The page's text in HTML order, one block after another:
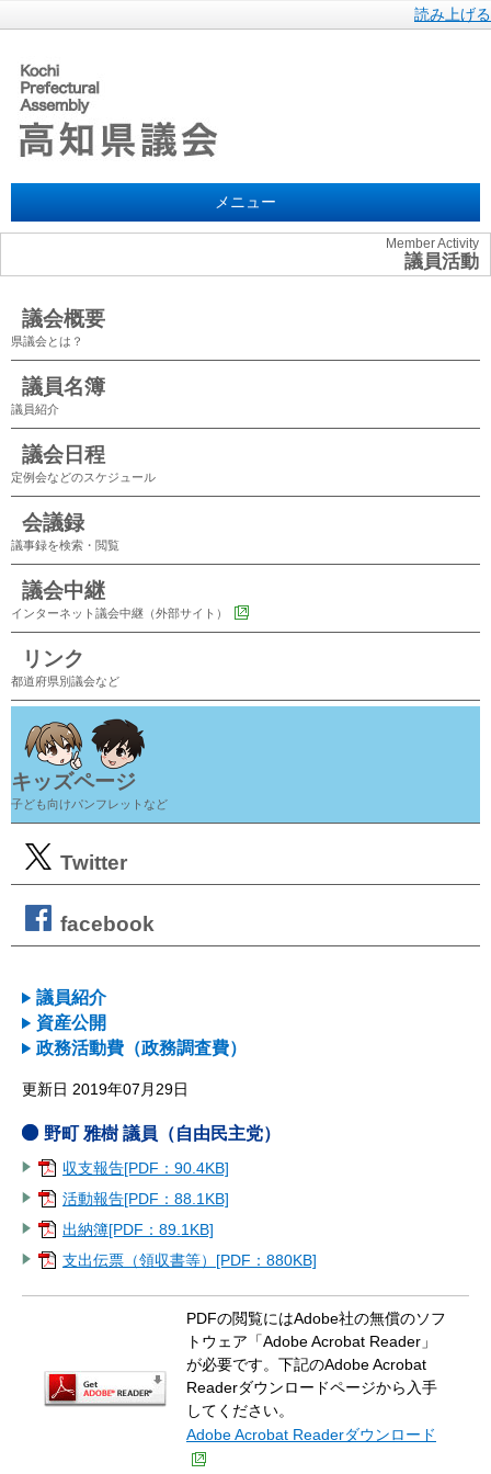
読み上げる
メニュー
Member Activity
議員活動
議会概要
県議会とは？
議員名簿
議員紹介
議会日程
定例会などのスケジュール
会議録
議事録を検索・閲覧
議会中継
インターネット議会中継（外部サイト）
リンク
都道府県別議会など
キッズページ
子ども向けパンフレットなど
Twitter
facebook
議員紹介
資産公開
政務活動費（政務調査費）
更新日 2019年07月29日
野町 雅樹 議員（自由民主党）
収支報告[PDF：90.4KB]
活動報告[PDF：88.1KB]
出納簿[PDF：89.1KB]
支出伝票（領収書等）[PDF：880KB]
PDFの閲覧にはAdobe社の無償のソフ
トウェア「Adobe Acrobat Reader」
が必要です。下記のAdobe Acrobat
Readerダウンロードページから入手
してください。
Adobe Acrobat Readerダウンロード